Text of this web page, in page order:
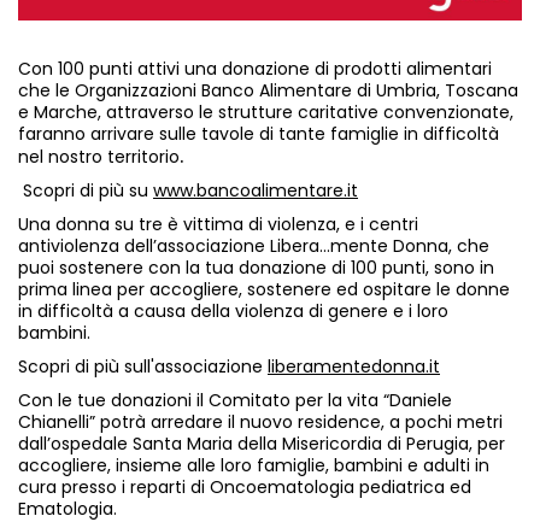
Con 100 punti attivi una donazione di prodotti alimentari
che le Organizzazioni Banco Alimentare di Umbria, Toscana
e Marche, attraverso le strutture caritative convenzionate,
faranno arrivare sulle tavole di tante famiglie in difficoltà
nel nostro territorio.
Scopri di più su www.bancoalimentare.it
Una donna su tre è vittima di violenza, e i centri
antiviolenza dell’associazione Libera...mente Donna, che
puoi sostenere con la tua donazione di 100 punti, sono in
prima linea per accogliere, sostenere ed ospitare le donne
in difficoltà a causa della violenza di genere e i loro
bambini.
Scopri di più sull'associazione liberamentedonna.it
Con le tue donazioni il Comitato per la vita “Daniele
Chianelli” potrà arredare il nuovo residence, a pochi metri
dall’ospedale Santa Maria della Misericordia di Perugia, per
accogliere, insieme alle loro famiglie, bambini e adulti in
cura presso i reparti di Oncoematologia pediatrica ed
Ematologia.